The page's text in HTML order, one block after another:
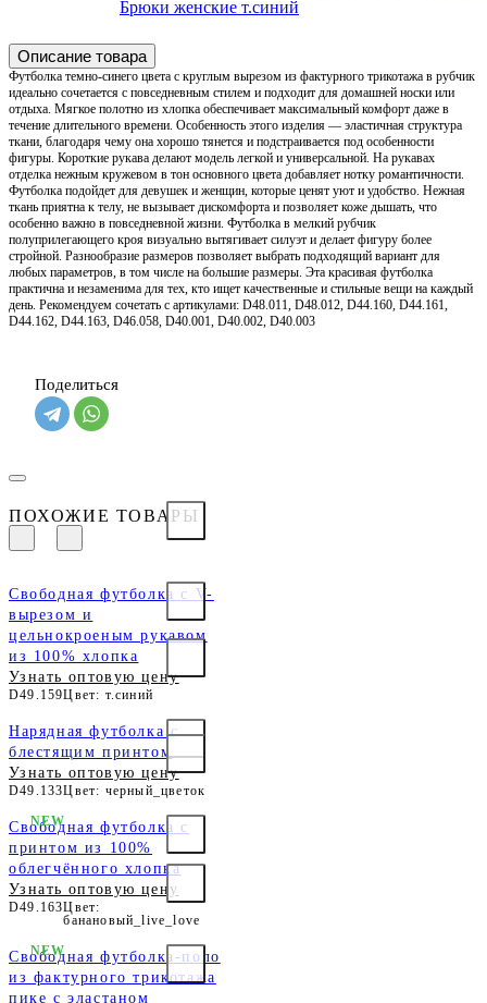
Брюки женские т.синий
Описание товара
Футболка темно-синего цвета с круглым вырезом из фактурного трикотажа в рубчик
идеально сочетается с повседневным стилем и подходит для домашней носки или
отдыха. Мягкое полотно из хлопка обеспечивает максимальный комфорт даже в
течение длительного времени. Особенность этого изделия — эластичная структура
ткани, благодаря чему она хорошо тянется и подстраивается под особенности
фигуры. Короткие рукава делают модель легкой и универсальной. На рукавах
отделка нежным кружевом в тон основного цвета добавляет нотку романтичности.
Футболка подойдет для девушек и женщин, которые ценят уют и удобство. Нежная
ткань приятна к телу, не вызывает дискомфорта и позволяет коже дышать, что
особенно важно в повседневной жизни. Футболка в мелкий рубчик
полуприлегающего кроя визуально вытягивает силуэт и делает фигуру более
стройной. Разнообразие размеров позволяет выбрать подходящий вариант для
любых параметров, в том числе на большие размеры. Эта красивая футболка
практична и незаменима для тех, кто ищет качественные и стильные вещи на каждый
день. Рекомендуем сочетать с артикулами: D48.011, D48.012, D44.160, D44.161,
D44.162, D44.163, D46.058, D40.001, D40.002, D40.003
Поделиться
ПОХОЖИЕ ТОВАРЫ
Свободная футболка с V-
вырезом и
цельнокроеным рукавом
из 100% хлопка
Узнать оптовую цену
D49.159Цвет: т.синий
Нарядная футболка с
блестящим принтом
Узнать оптовую цену
D49.133Цвет: черный_цветок
Свободная футболка с
принтом из 100%
облегчённого хлопка
Узнать оптовую цену
D49.163Цвет:
банановый_live_love
NEW
Свободная футболка-поло
из фактурного трикотажа
пике с эластаном
NEW